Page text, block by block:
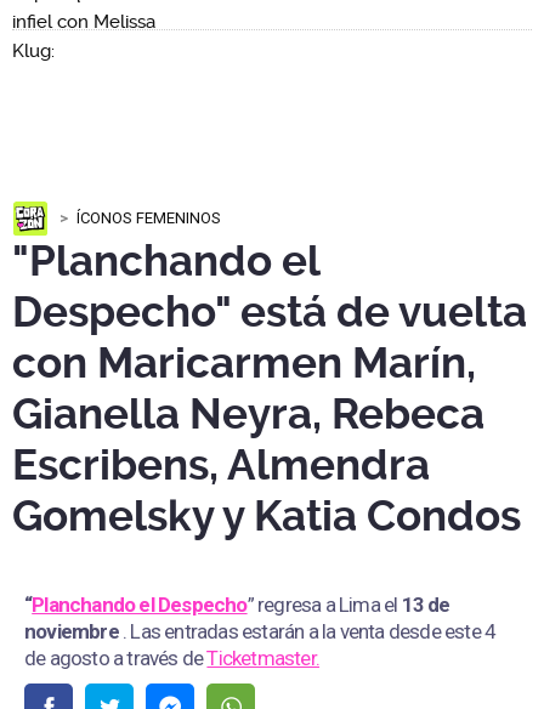
ÍCONOS FEMENINOS
"Planchando el
Despecho" está de vuelta
con Maricarmen Marín,
Gianella Neyra, Rebeca
Escribens, Almendra
Gomelsky y Katia Condos
“Planchando el Despecho” regresa a Lima el 13 de
noviembre . Las entradas estarán a la venta desde este 4
de agosto a través deTicketmaster.